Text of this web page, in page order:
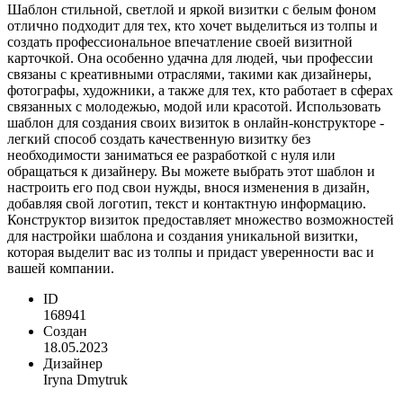
Шаблон стильной, светлой и яркой визитки с белым фоном
отлично подходит для тех, кто хочет выделиться из толпы и
создать профессиональное впечатление своей визитной
карточкой. Она особенно удачна для людей, чьи профессии
связаны с креативными отраслями, такими как дизайнеры,
фотографы, художники, а также для тех, кто работает в сферах
связанных с молодежью, модой или красотой. Использовать
шаблон для создания своих визиток в онлайн-конструкторе -
легкий способ создать качественную визитку без
необходимости заниматься ее разработкой с нуля или
обращаться к дизайнеру. Вы можете выбрать этот шаблон и
настроить его под свои нужды, внося изменения в дизайн,
добавляя свой логотип, текст и контактную информацию.
Конструктор визиток предоставляет множество возможностей
для настройки шаблона и создания уникальной визитки,
которая выделит вас из толпы и придаст уверенности вас и
вашей компании.
ID
168941
Создан
18.05.2023
Дизайнер
Iryna Dmytruk